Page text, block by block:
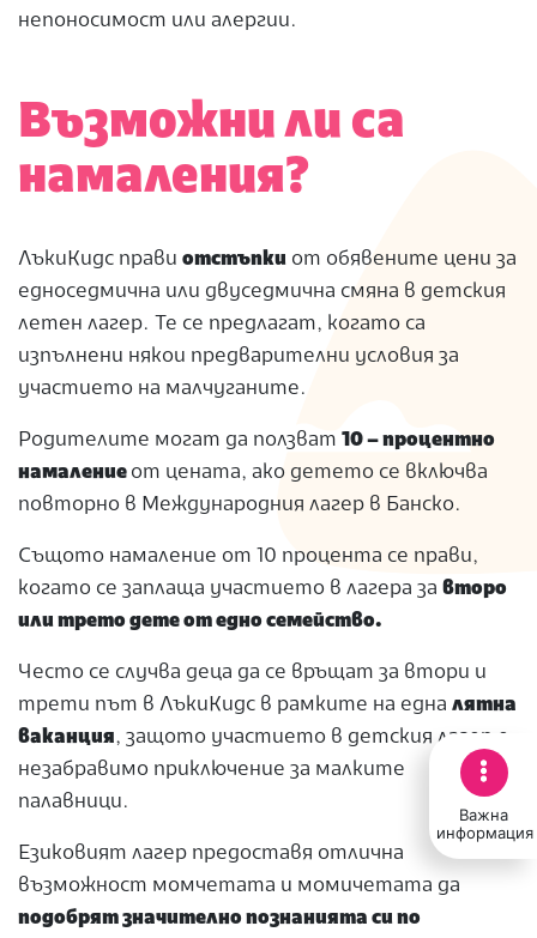
Важна
информация
непоносимост или алергии.
Възможни ли са
намаления?
ЛъкиКидс прави отстъпки от обявените цени за
едноседмична или двуседмична смяна в детския
летен лагер. Те се предлагат, когато са
изпълнени някои предварителни условия за
участието на малчуганите.
Родителите могат да ползват 10 – процентно
намаление от цената, ако детето се включва
повторно в Международния лагер в Банско.
Същото намаление от 10 процента се прави,
когато се заплаща участието в лагера за второ
или трето дете от едно семейство.
Често се случва деца да се връщат за втори и
трети път в ЛъкиКидс в рамките на една лятна
ваканция, защото участието в детския лагер е
незабравимо приключение за малките
палавници.
Езиковият лагер предоставя отлична
възможност момчетата и момичетата да
подобрят значително познанията си по